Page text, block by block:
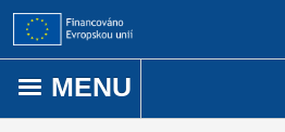
Přejít k obsahu
MENU